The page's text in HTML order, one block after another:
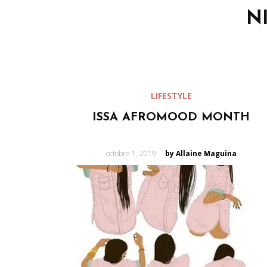
LIFESTYLE
ISSA AFROMOOD MONTH
Posted
octobre 1, 2019 by Allaine Maguina